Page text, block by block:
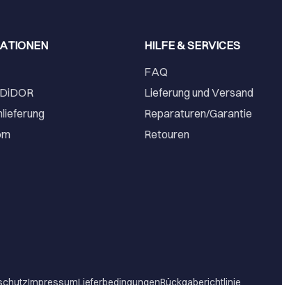
HILFE & SERVICES
FAQ
Lieferung und Versand
Reparaturen/Garantie
Retouren
ImpressumLieferbedingungenRückgaberichtlinie